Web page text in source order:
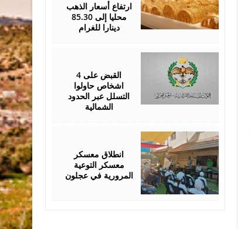
ارتفاع أسعار الذهب
محليا إلى 85.30
دينارا للغرام
القبض على 4
اشخاص حاولوا
التسلل عبر الحدود
الشمالية
انطلاق معسكر
معسكر التوعية
المرورية في عجلون